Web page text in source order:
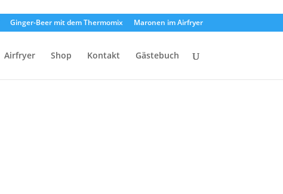
Ginger-Beer mit dem Thermomix Maronen im Airfryer
Airfryer Shop Kontakt Gästebuch